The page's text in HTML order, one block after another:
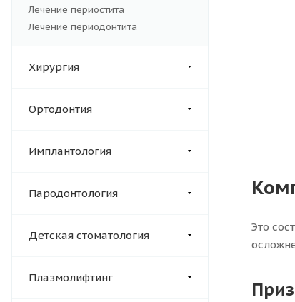
Лечение периостита
Лечение периодонтита
Хирургия
Ортодонтия
Имплантология
Пародонтология
Детская стоматология
Плазмолифтинг
Это